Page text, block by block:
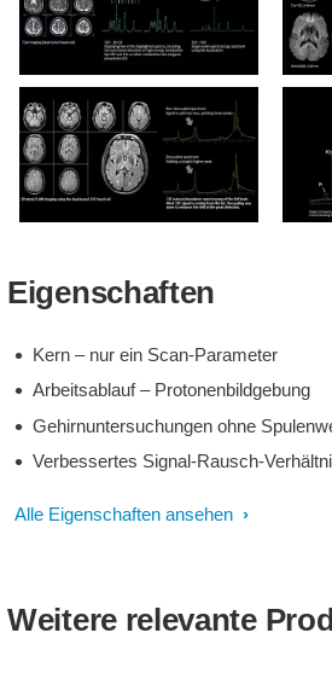
Eigenschaften
Kern – nur ein Scan-Parameter
Arbeitsablauf – Protonenbildgebung
Gehirnuntersuchungen ohne
Verbessertes Signal-Rausch-
Alle Eigenschaften ansehen
Weitere relevante